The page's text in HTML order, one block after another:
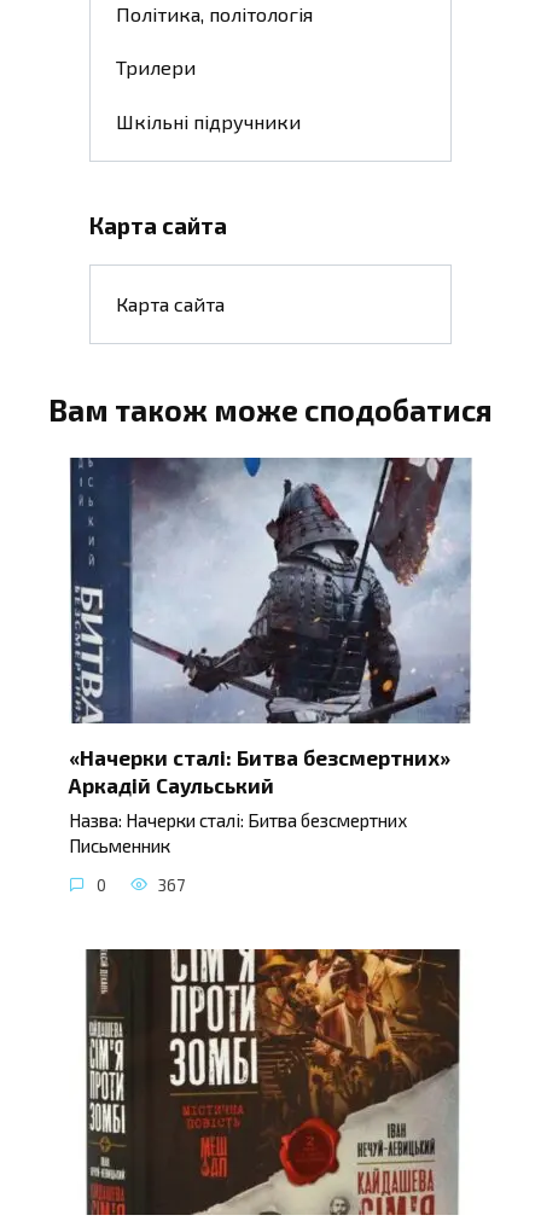
Політика, політологія
Трилери
Шкільні підручники
Карта сайта
Карта сайта
Вам також може сподобатися
«Начерки сталі: Битва безсмертних»
Аркадій Саульський
Назва: Начерки сталі: Битва безсмертних
Письменник
0 367